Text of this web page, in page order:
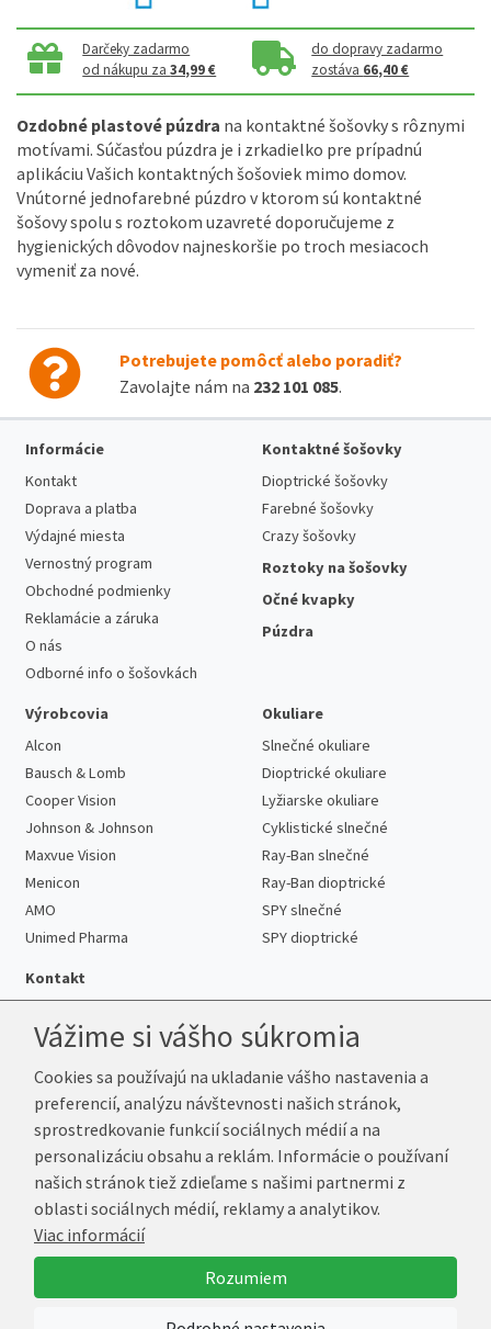
Darčeky zadarmo
od nákupu za34,99 €
do dopravy zadarmo
zostáva 66,40 €
Ozdobné plastové púzdra na kontaktné šošovky s rôznymi
motívami. Súčasťou púzdra je i zrkadielko pre prípadnú
aplikáciu Vašich kontaktných šošoviek mimo domov.
Vnútorné jednofarebné púzdro v ktorom sú kontaktné
šošovy spolu s roztokom uzavreté doporučujeme z
hygienických dôvodov najneskoršie po troch mesiacoch
vymeniť za nové.
Potrebujete pomôcť alebo poradiť?
Zavolajte nám na 232 101 085.
Informácie
Kontakt
Doprava a platba
Výdajné miesta
Vernostný program
Obchodné podmienky
Reklamácie a záruka
O nás
Odborné info o šošovkách
Kontaktné šošovky
Dioptrické šošovky
Farebné šošovky
Crazy šošovky
Roztoky na šošovky
Očné kvapky
Púzdra
Výrobcovia
Alcon
Bausch & Lomb
Cooper Vision
Johnson & Johnson
Maxvue Vision
Menicon
AMO
Unimed Pharma
Okuliare
Slnečné okuliare
Dioptrické okuliare
Lyžiarske okuliare
Cyklistické slnečné
Ray-Ban slnečné
Ray-Ban dioptrické
SPY slnečné
SPY dioptrické
Kontakt
Telefón:+421 222 205 863
E-mail:info@k-sosovky.sk
Reklamačná adresa
Andrea Votavová
Revoluční 1017
290 01 Poděbrady
Česká republika
Vážime si vášho súkromia
Cookies sa používajú na ukladanie vášho nastavenia a
preferencií, analýzu návštevnosti našich stránok,
sprostredkovanie funkcií sociálnych médií a na
personalizáciu obsahu a reklám. Informácie o používaní
našich stránok tiež zdieľame s našimi partnermi z
oblasti sociálnych médií, reklamy a analytikov.
Viac informácií
Rozumiem